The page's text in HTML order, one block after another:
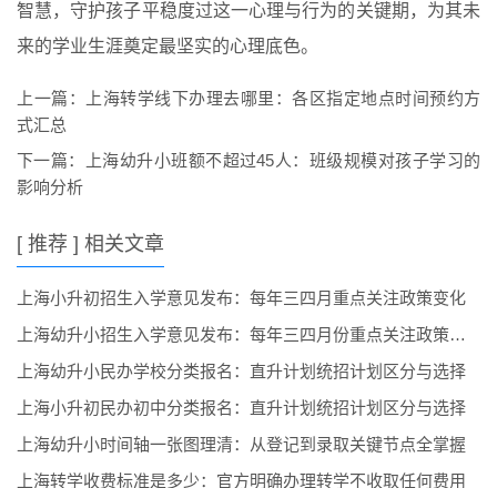
智慧，守护孩子平稳度过这一心理与行为的关键期，为其未
来的学业生涯奠定最坚实的心理底色。
上一篇：
上海转学线下办理去哪里：各区指定地点时间预约方
式汇总
下一篇：
上海幼升小班额不超过45人：班级规模对孩子学习的
影响分析
[ 推荐 ] 相关文章
上海小升初招生入学意见发布：每年三四月重点关注政策变化
上海幼升小招生入学意见发布：每年三四月份重点关注政策变化
上海幼升小民办学校分类报名：直升计划统招计划区分与选择
上海小升初民办初中分类报名：直升计划统招计划区分与选择
上海幼升小时间轴一张图理清：从登记到录取关键节点全掌握
上海转学收费标准是多少：官方明确办理转学不收取任何费用